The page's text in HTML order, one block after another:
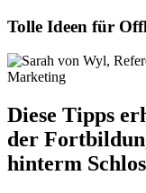
Tolle Ideen für
Diese Tipps
der
hinterm